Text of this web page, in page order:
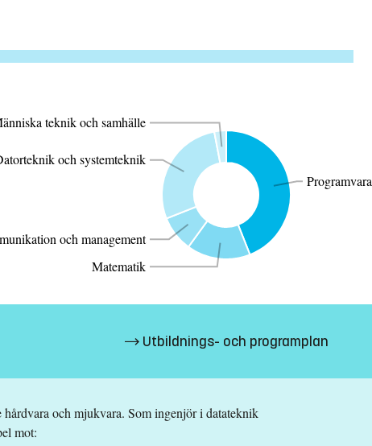
jobba med utveckling – till exempel
också förberedd för att läsa vidare
datorgrafik eller inbyggda system.
Programvara
Matematik
Kommunikation och management
Datorteknik och systemteknik
Människa teknik och samhälle
Utbildnings- och programplan
och mjukvara. Som ingenjör i datateknik
mot: